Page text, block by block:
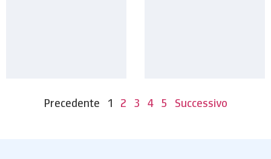
Precedente 1 2 3 4 5 Successivo